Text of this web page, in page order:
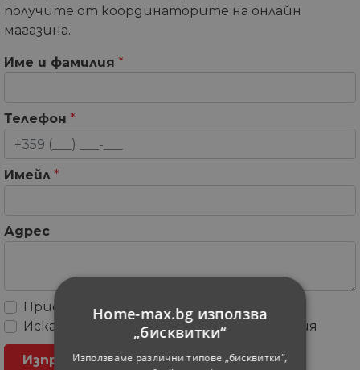
получите от координаторите на онлайн
магазина.
Име и фамилия *
Телефон *
Имейл *
Адрес
Приемам
Общите условия
Искам да получавам рекламни съобщения
Home-max.bg използва
„бисквитки“
Използваме различни типове „бисквитки“,